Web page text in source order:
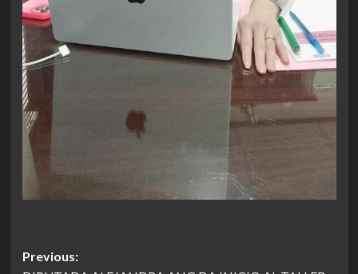
Post
Previous: